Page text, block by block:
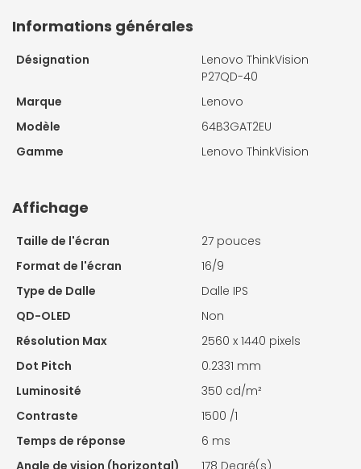
Informations générales
Désignation
Lenovo ThinkVision
P27QD-40
Marque
Lenovo
Modèle
64B3GAT2EU
Gamme
Lenovo ThinkVision
Affichage
Taille de l'écran
27 pouces
Format de l'écran
16/9
Type de Dalle
Dalle IPS
QD-OLED
Non
Résolution Max
2560 x 1440 pixels
Dot Pitch
0.2331 mm
Luminosité
350 cd/m²
Contraste
1500 /1
Temps de réponse
6 ms
Angle de vision (horizontal)
178 Degré(s)